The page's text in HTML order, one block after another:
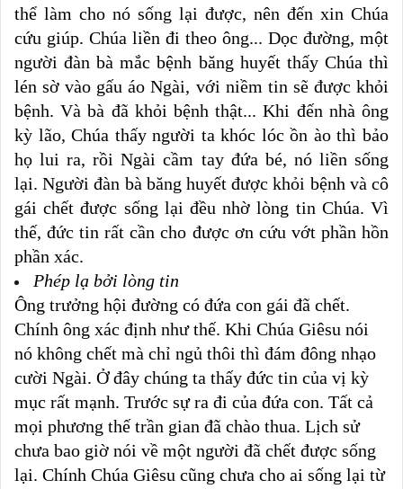
thể làm cho nó sống lại được, nên đến xin Chúa
cứu giúp. Chúa liền đi theo ông... Dọc đường, một
người đàn bà mắc bệnh băng huyết thấy Chúa thì
lén sờ vào gấu áo Ngài, với niềm tin sẽ được khỏi
bệnh. Và bà đã khỏi bệnh thật... Khi đến nhà ông
kỳ lão, Chúa thấy người ta khóc lóc ồn ào thì bảo
họ lui ra, rồi Ngài cầm tay đứa bé, nó liền sống
lại. Người đàn bà băng huyết được khỏi bệnh và cô
gái chết được sống lại đều nhờ lòng tin Chúa. Vì
thế, đức tin rất cần cho được ơn cứu vớt phần hồn
phần xác.
Phép lạ bởi lòng tin
Ông trưởng hội đường có đứa con gái đã chết.
Chính ông xác định như thế. Khi Chúa Giêsu nói
nó không chết mà chỉ ngủ thôi thì đám đông nhạo
cười Ngài. Ở đây chúng ta thấy đức tin của vị kỳ
mục rất mạnh. Trước sự ra đi của đứa con. Tất cả
mọi phương thế trần gian đã chào thua. Lịch sử
chưa bao giờ nói về một người đã chết được sống
lại. Chính Chúa Giêsu cũng chưa cho ai sống lại từ